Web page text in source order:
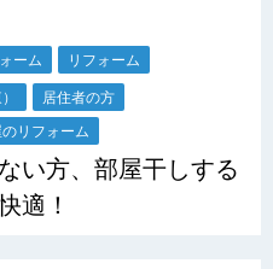
ーム リフォーム
居住者の方
リフォーム
い方、部屋干しする
適！